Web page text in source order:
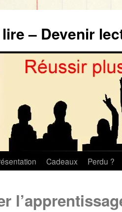
– Devenir
Cadeaux Perdu ?